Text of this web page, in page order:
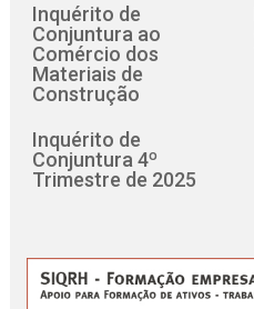
Inquérito de
Conjuntura ao
Comércio dos
Materiais de
Construção
Inquérito de
Conjuntura 4º
Trimestre de 2025